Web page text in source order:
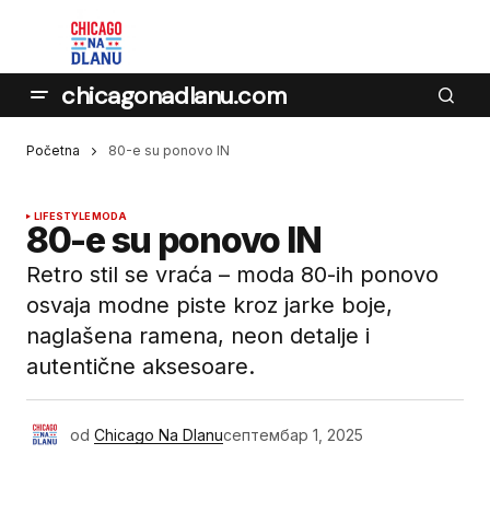
chicagonadlanu.com
Početna 80-e su ponovo IN
LIFESTYLE MODA
80-e su ponovo IN
Retro stil se vraća – moda 80-ih ponovo
osvaja modne piste kroz jarke boje,
naglašena ramena, neon detalje i
autentične aksesoare.
od Chicago Na Dlanuсептембар 1, 2025